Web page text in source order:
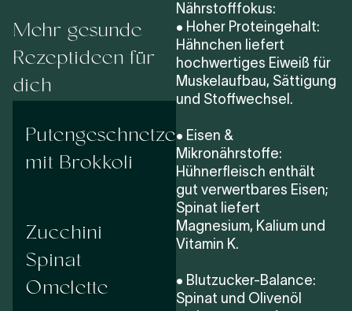
Mehr gesunde
Rezeptideen für
dich
Putengeschnetzeltes
mit Brokkoli
Zucchini
Spinat
Omelette
Nährstofffokus:
• Hoher Proteingehalt:
Hähnchen liefert
hochwertiges Eiweiß für
Muskelaufbau, Sättigung
und Stoffwechsel.
• Eisen &
Mikronährstoffe:
Hühnerfleisch enthält
gut verwertbares Eisen;
Spinat liefert
Magnesium, Kalium und
Vitamin K.
• Blutzucker-Balance:
Spinat und Olivenöl